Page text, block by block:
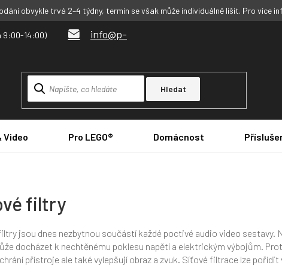
obvykle trvá 2–4 týdny, termín se však může individuálně lišit. Pro více
info@p-
Hledat
Video
Pro LEGO® Domácnost
filtry
jsou dnes nezbytnou součástí každé poctivé audio video sestavy.
docházet k nechtěnému poklesu napětí a elektrickým výbojům.
přístroje ale také vylepšují obraz a zvuk. Síťové filtrace lze